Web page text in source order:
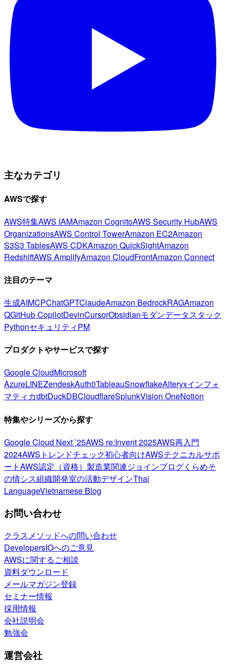
主なカテゴリ
AWSで探す
AWS特集AWS IAMAmazon CognitoAWS Security HubAWS
OrganizationsAWS Control TowerAmazon EC2Amazon
S3S3 TablesAWS CDKAmazon QuickSightAmazon
RedshiftAWS AmplifyAmazon CloudFrontAmazon Connect
注目のテーマ
生成AIMCPChatGPTClaudeAmazon BedrockRAGAmazon
QGitHub CopilotDevinCursorObsidianモダンデータスタック
PythonセキュリティPM
プロダクトやサービスで探す
Google CloudMicrosoft
AzureLINEZendeskAuth0TableauSnowflakeAlteryxインフォ
マティカdbtDuckDBCloudflareSplunkVision OneNotion
特集やシリーズから探す
Google Cloud Next ’25AWS re:Invent 2025AWS再入門
2024AWSトレンドチェック初心者向けAWSテクニカルサポ
ートAWS認定（資格） 製造業関連ジョインブログくらめそ
の情シス組織開発室の活動デザインThai
LanguageVietnamese Blog
お問い合わせ
クラスメソッドへの問い合わせ
DevelopersIOへのご意見
AWSに関するご相談
資料ダウンロード
メールマガジン登録
セミナー情報
採用情報
会社説明会
勉強会
運営会社